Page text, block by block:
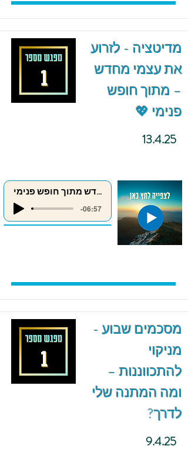
מדיטציה - לזרוע
את עצמי מחדש
– מתוך חופש
פנימי 💖
13.4.25
לזרוע את עצמי מחדש מתוך חופש פנימי
-06:57
מסכמים שבוע -
מניקוי
להתכווננות –
ומה המתנה שלי
לדרך?
9.4.25